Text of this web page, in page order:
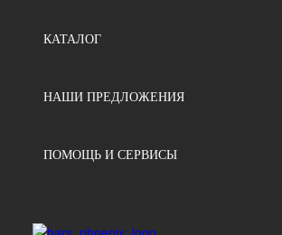
КАТАЛОГ
НАШИ ПРЕДЛОЖЕНИЯ
ПОМОЩЬ И СЕРВИСЫ